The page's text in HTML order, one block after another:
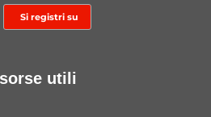
utili